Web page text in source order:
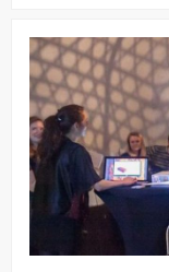
Bekijk
Game
Show